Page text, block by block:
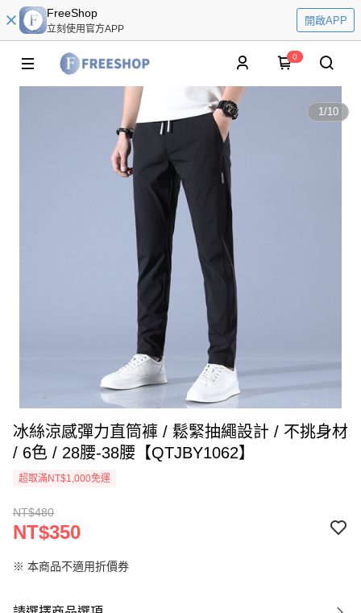
FreeShop
立刻使用官方APP
開啟APP
0
1/10
冰絲涼感彈力直筒褲 / 鬆緊抽繩設計 / 不挑身材
/ 6色 / 28腰-38腰【QTJBY1062】
超取滿NT$1,000免運
NT$480
NT$350
※ 本商品不適用折價券